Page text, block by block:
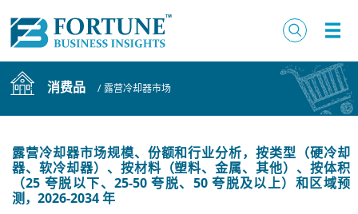
消费品 / 露营冷却器市场
露营冷却器市场规模、份额和行业分析，按类型（硬冷却
器、软冷却器）、按材料（塑料、金属、其他）、按体积
（25 夸脱以下、25-50 夸脱、50 夸脱及以上）和区域预
测，2026-2034 年